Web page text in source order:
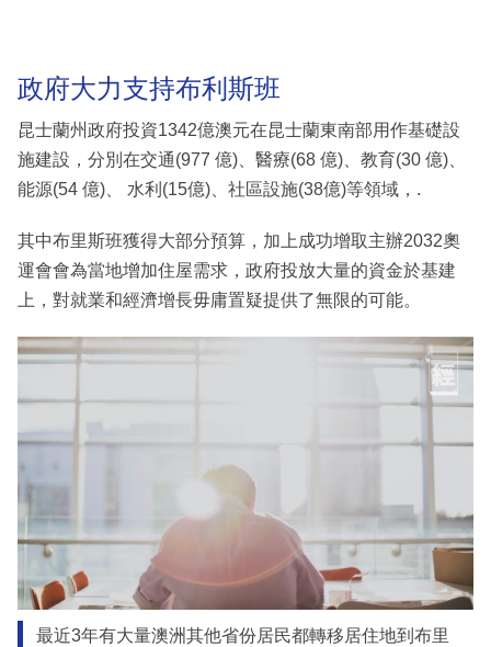
政府大力支持布利斯班
昆士蘭州政府投資1342億澳元在昆士蘭東南部用作基礎設
施建設，分別在交通(977 億)、醫療(68 億)、教育(30 億)、
能源(54 億)、 水利(15億)、社區設施(38億)等領域，.
其中布里斯班獲得大部分預算，加上成功增取主辦2032奧
運會會為當地增加住屋需求，政府投放大量的資金於基建
上，對就業和經濟增長毋庸置疑提供了無限的可能。
最近3年有大量澳洲其他省份居民都轉移居住地到布里